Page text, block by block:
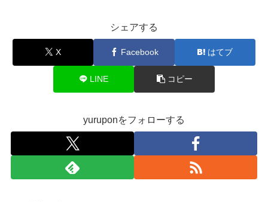
シェアする
X Facebook はてブ
LINE コピー
yuruponをフォローする